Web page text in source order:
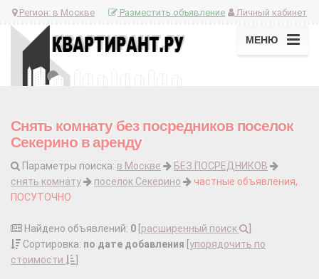
Регион: в Москве Личный кабинет
Разместить объявление
МЕНЮ
Снять комнату без посредников поселок
Секерино в аренду
Параметры поиска: в Москве
БЕЗ ПОСРЕДНИКОВ
снять комнату
поселок Секерино
частные объявления,
ПОСУТОЧНО
Найдено объявлений: 0 расширенный поиск
Сортировка: по дате добавления упорядочить по
стоимости